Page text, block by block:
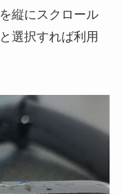
縦にスクロール
選択すれば利用